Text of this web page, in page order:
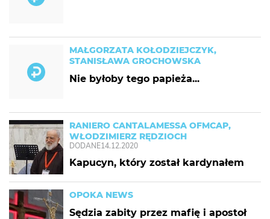
MAŁGORZATA KOŁODZIEJCZYK,
STANISŁAWA GROCHOWSKA
Nie byłoby tego papieża...
RANIERO CANTALAMESSA OFMCAP,
WŁODZIMIERZ RĘDZIOCH
DODANE14.12.2020
Kapucyn, który został kardynałem
OPOKA NEWS
Sędzia zabity przez mafię i apostoł